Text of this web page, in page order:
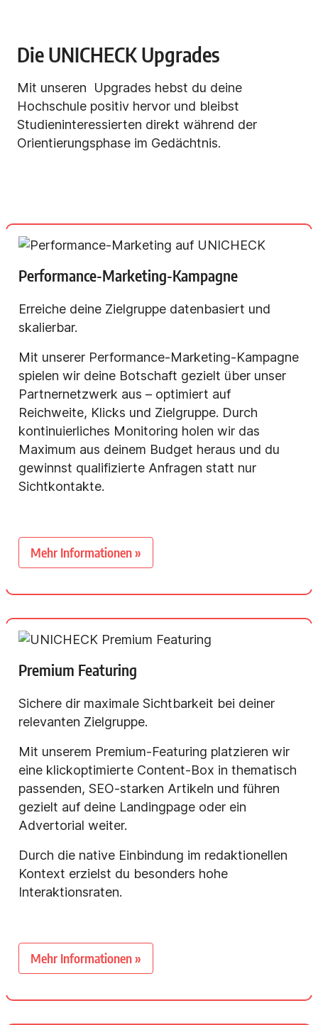
Die UNICHECK Upgrades
Mit unseren Upgrades hebst du deine
Hochschule positiv hervor und bleibst
Studieninteressierten direkt während der
Orientierungsphase im Gedächtnis.
Performance-Marketing-Kampagne
Erreiche deine Zielgruppe datenbasiert und
skalierbar.
Mit unserer Performance-Marketing-Kampagne
spielen wir deine Botschaft gezielt über unser
Partnernetzwerk aus – optimiert auf
Reichweite, Klicks und Zielgruppe. Durch
kontinuierliches Monitoring holen wir das
Maximum aus deinem Budget heraus und du
gewinnst qualifizierte Anfragen statt nur
Sichtkontakte.
Mehr Informationen »
Premium Featuring
Sichere dir maximale Sichtbarkeit bei deiner
relevanten Zielgruppe.
Mit unserem Premium-Featuring platzieren wir
eine klickoptimierte Content-Box in thematisch
passenden, SEO-starken Artikeln und führen
gezielt auf deine Landingpage oder ein
Advertorial weiter.
Durch die native Einbindung im redaktionellen
Kontext erzielst du besonders hohe
Interaktionsraten.
Mehr Informationen »